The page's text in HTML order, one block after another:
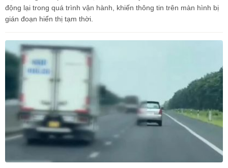
động lại trong quá trình vận hành, khiến thông tin trên màn hình bị
gián đoạn hiển thị tạm thời.